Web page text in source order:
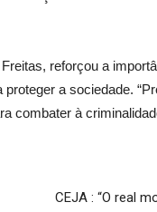
reforçou a
a sociedade.
combater à
CEJA : “O real